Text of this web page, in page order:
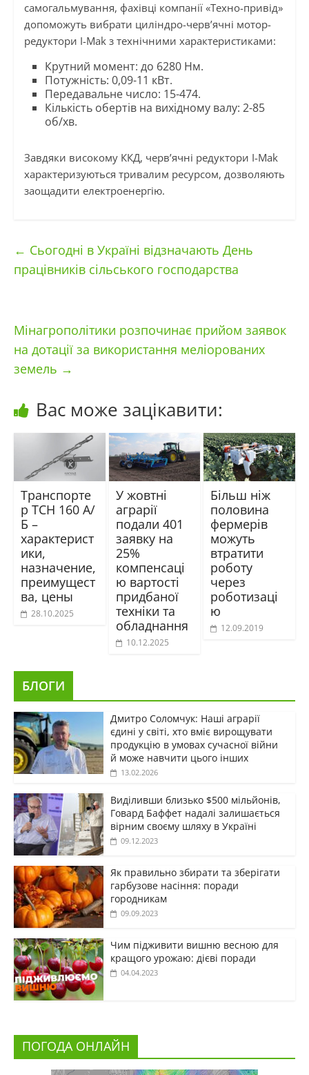
самогальмування, фахівці компанії «Техно-привід»
допоможуть вибрати циліндро-черв’ячні мотор-
редуктори I-Mak з технічними характеристиками:
Крутний момент: до 6280 Нм.
Потужність: 0,09-11 кВт.
Передавальне число: 15-474.
Кількість обертів на вихідному валу: 2-85
об/хв.
Завдяки високому ККД, черв’ячні редуктори I-Mak
характеризуються тривалим ресурсом, дозволяють
заощадити електроенергію.
← Сьогодні в Україні відзначають День
працівників сільського господарства
Мінагрополітики розпочинає прийом заявок
на дотації за використання меліорованих
земель →
Вас може зацікавити:
Транспорте
р ТСН 160 А/
Б –
характерист
ики,
назначение,
преимущест
ва, цены
28.10.2025
У жовтні
аграрії
подали 401
заявку на
25%
компенсаці
ю вартості
придбаної
техніки та
обладнання
10.12.2025
Більш ніж
половина
фермерів
можуть
втратити
роботу
через
роботизаці
ю
12.09.2019
БЛОГИ
Дмитро Соломчук: Наші аграрії
єдині у світі, хто вміє вирощувати
продукцію в умовах сучасної війни
й може навчити цього інших
13.02.2026
Виділивши близько $500 мільйонів,
Говард Баффет надалі залишається
вірним своєму шляху в Україні
09.12.2023
Як правильно збирати та зберігати
гарбузове насіння: поради
городникам
09.09.2023
Чим підживити вишню весною для
кращого урожаю: дієві поради
04.04.2023
ПОГОДА ОНЛАЙН